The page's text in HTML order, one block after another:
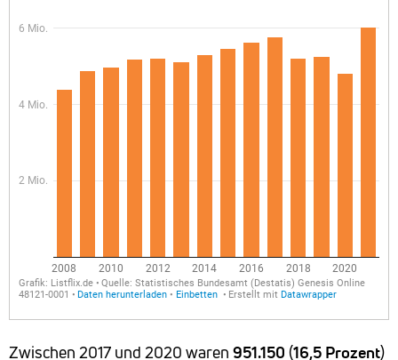
Zwischen 2017 und 2020 waren 951.150 (16,5 Prozent)